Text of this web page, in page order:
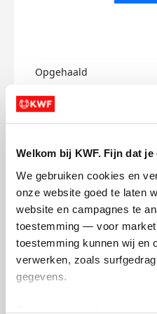
Welkom bij KWF. Fijn dat
We gebruiken cookies en
onze website goed te laten
website en campagnes te
toestemming — voor
toestemming kunnen wij en
verwerken, zoals
gegevens.
Opgehaald